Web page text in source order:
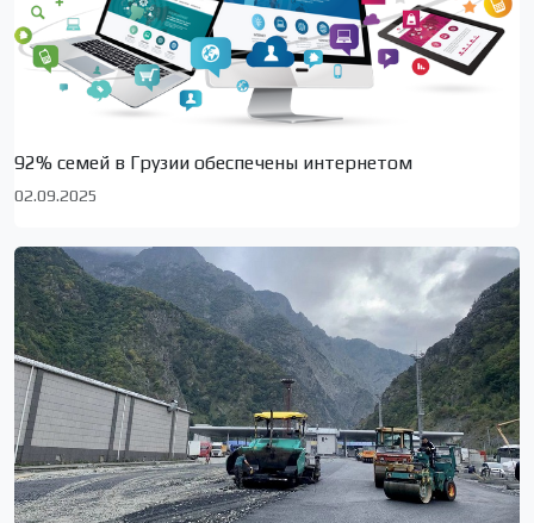
92% семей в Грузии обеспечены интернетом
02.09.2025